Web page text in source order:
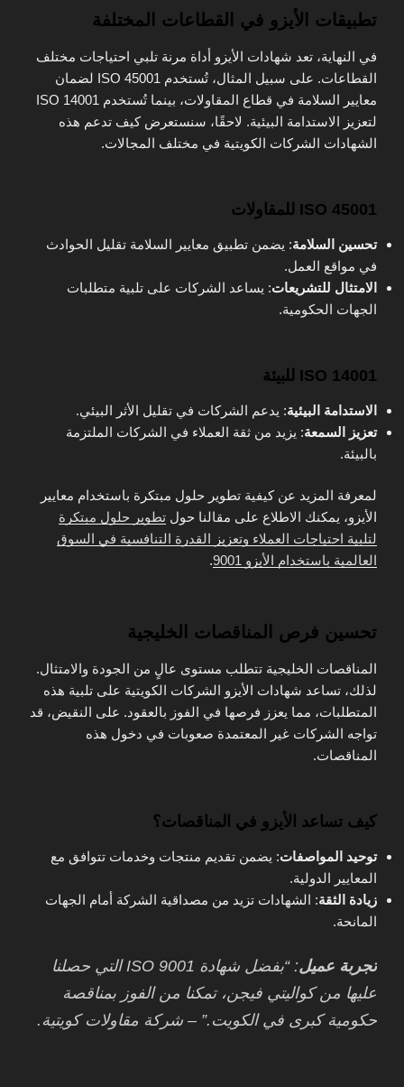
تطبيقات الأيزو في القطاعات المختلفة
في النهاية، تعد شهادات الأيزو أداة مرنة تلبي احتياجات مختلف
القطاعات. على سبيل المثال، تُستخدم ISO 45001 لضمان
معايير السلامة في قطاع المقاولات، بينما تُستخدم ISO 14001
لتعزيز الاستدامة البيئية. لاحقًا، سنستعرض كيف تدعم هذه
الشهادات الشركات الكويتية في مختلف المجالات.
ISO 45001 للمقاولات
تحسين السلامة: يضمن تطبيق معايير السلامة تقليل الحوادث
في مواقع العمل.
الامتثال للتشريعات: يساعد الشركات على تلبية متطلبات
الجهات الحكومية.
ISO 14001 للبيئة
الاستدامة البيئية: يدعم الشركات في تقليل الأثر البيئي.
تعزيز السمعة: يزيد من ثقة العملاء في الشركات الملتزمة
بالبيئة.
لمعرفة المزيد عن كيفية تطوير حلول مبتكرة باستخدام معايير
الأيزو، يمكنك الاطلاع على مقالنا حول تطوير حلول مبتكرة
لتلبية احتياجات العملاء وتعزيز القدرة التنافسية في السوق
العالمية باستخدام الأيزو 9001
.
تحسين فرص المناقصات الخليجية
المناقصات الخليجية تتطلب مستوى عالٍ من الجودة والامتثال.
لذلك، تساعد شهادات الأيزو الشركات الكويتية على تلبية هذه
المتطلبات، مما يعزز فرصها في الفوز بالعقود. على النقيض، قد
تواجه الشركات غير المعتمدة صعوبات في دخول هذه
المناقصات.
كيف تساعد الأيزو في المناقصات؟
توحيد المواصفات: يضمن تقديم منتجات وخدمات تتوافق مع
المعايير الدولية.
زيادة الثقة: الشهادات تزيد من مصداقية الشركة أمام الجهات
المانحة.
تجربة عميل
: “بفضل شهادة ISO 9001 التي حصلنا
عليها من كواليتي فيجن، تمكنا من الفوز بمناقصة
حكومية كبرى في الكويت.” – شركة مقاولات كويتية.